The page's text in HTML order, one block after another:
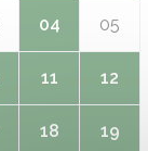
04 05
11 12
18 19